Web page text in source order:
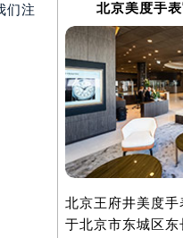
们注
北京美度手
北京王府井美度
于北京市东城区